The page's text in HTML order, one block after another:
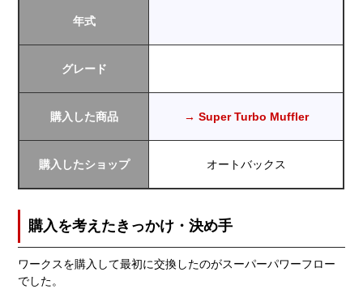
年式
グレード
購入した商品 → Super Turbo Muffler
購入したショップ オートバックス
購入を考えたきっかけ・決め手
ワークスを購入して最初に交換したのがスーパーパワーフロー
でした。